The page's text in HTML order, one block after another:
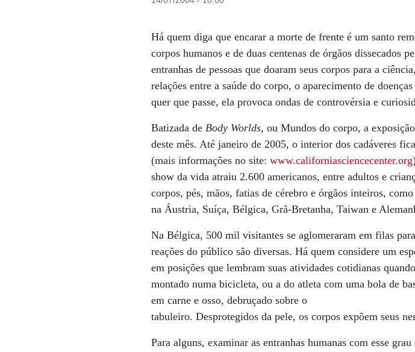
Há quem diga que encarar a morte de frente é um santo
corpos humanos e de duas centenas de órgãos dissecados
entranhas de pessoas que doaram seus corpos para a
relações entre a saúde do corpo, o aparecimento de
quer que passe, ela provoca ondas de controvérsia e
Batizada deBody Worlds, ou Mundos do corpo, a
deste mês. Até janeiro de 2005, o interior dos cadáveres
(mais informações no site: www.californiasciencecenter.org
show da vida atraiu 2.600 americanos, entre adultos e
corpos, pés, mãos, fatias de cérebro e órgãos inteiros,
na Áustria, Suíça, Bélgica, Grã-Bretanha, Taiwan e
Na Bélgica, 500 mil visitantes se aglomeraram em filas
reações do público são diversas. Há quem considere um
em posições que lembram suas atividades cotidianas
montado numa bicicleta, ou a do atleta com uma bola de
em carne e osso, debruçado sobre o
tabuleiro. Desprotegidos da pele, os corpos expõem seus
Para alguns, examinar as entranhas humanas com esse